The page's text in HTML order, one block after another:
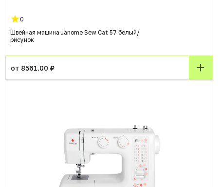
0
Швейная машина Janome Sew Cat 57 белый/
рисунок
от 8561.00 ₽